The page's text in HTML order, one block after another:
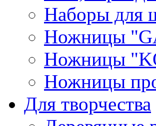
Наборы для
Ножницы
Ножницы
Ножницы
Для творчества